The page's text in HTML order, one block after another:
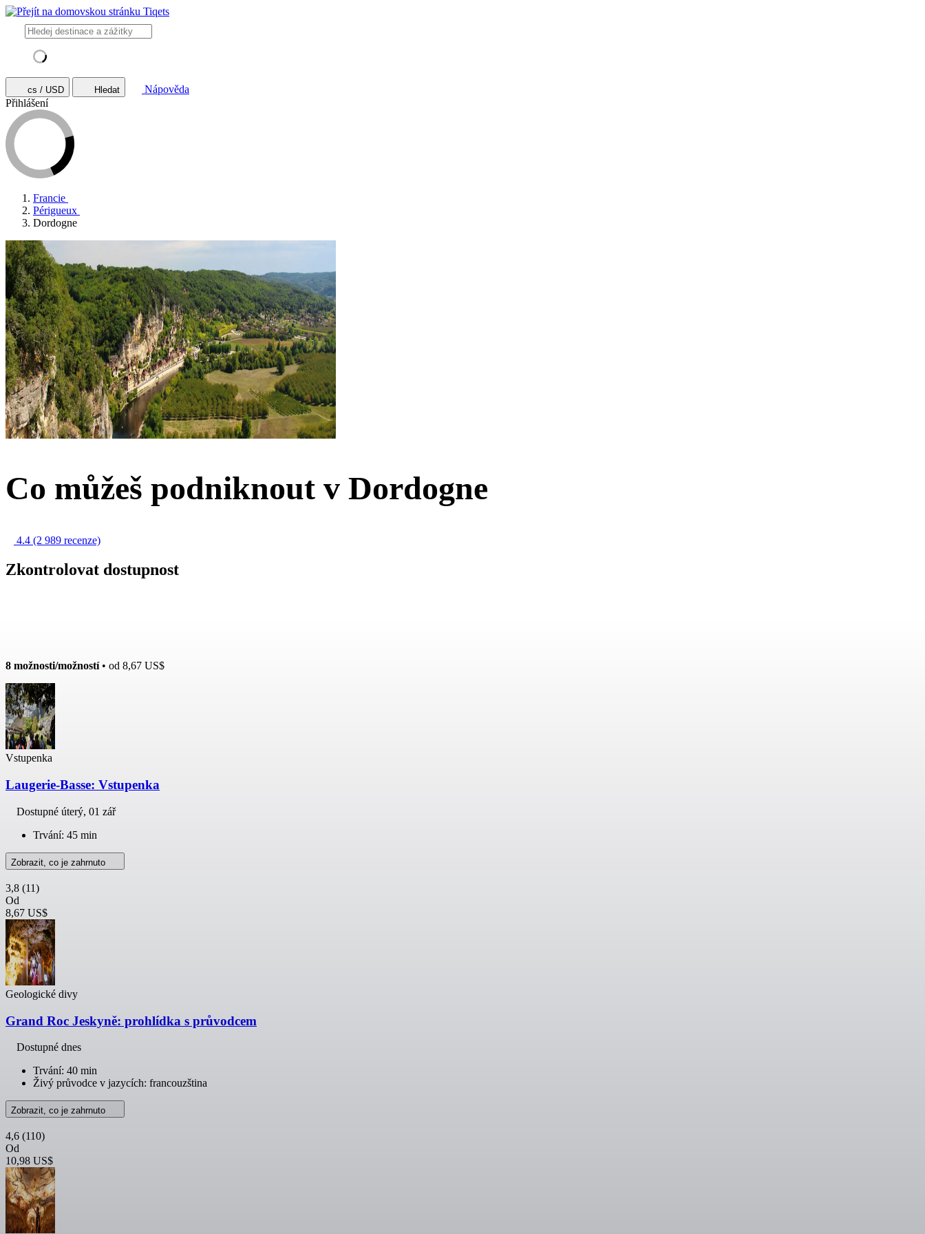
cs / USD Hledat
Nápověda
Přihlášení
Francie
Périgueux
Dordogne
Co můžeš podniknout v Dordogne
4.4 (2 989 recenze)
Zkontrolovat dostupnost
8 možnosti/možností• od 8,67 US$
Vstupenka
Laugerie-Basse: Vstupenka
Dostupné úterý, 01 zář
Trvání: 45 min
Zobrazit, co je zahrnuto
3,8 (11)
Od
8,67 US$
Geologické divy
Grand Roc Jeskyně: prohlídka s průvodcem
Dostupné dnes
Trvání: 40 min
Živý průvodce v jazycích: francouzština
Zobrazit, co je zahrnuto
4,6 (110)
Od
10,98 US$